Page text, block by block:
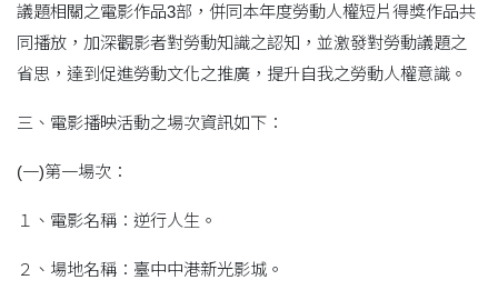
議題相關之電影作品3部，併同本年度勞動人權短片得獎作品共
同播放，加深觀影者對勞動知識之認知，並激發對勞動議題之
省思，達到促進勞動文化之推廣，提升自我之勞動人權意識。
三、電影播映活動之場次資訊如下：
(一)第一場次：
１、電影名稱：逆行人生。
２、場地名稱：臺中中港新光影城。